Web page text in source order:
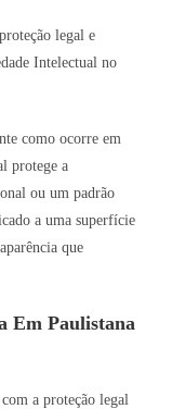
legal e
Intelectual no
como ocorre em
protege a
ou um padrão
a uma superfície
que
Em Paulistana
a proteção legal